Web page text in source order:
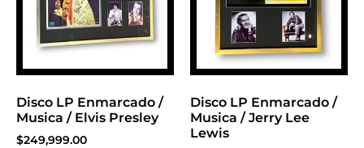
Disco LP Enmarcado /
Musica / Elvis Presley
$249,999.00
Disco LP Enmarcado /
Musica / Jerry Lee
Lewis